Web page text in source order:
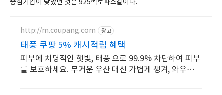
중심기압이 낮았던 것은 925헥토파스칼이다.
http://m.coupang.com 광고
태풍 쿠팡 5% 캐시적립 혜택
피부에 치명적인 햇빛, 태풍 으로 99.9% 차단하여 피부
를 보호하세요. 무거운 우산 대신 가볍게 챙겨, 와우회원